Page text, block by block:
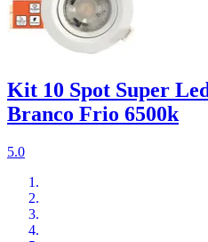
Kit 10 Spot Super
Branco Frio 6500k
5.0